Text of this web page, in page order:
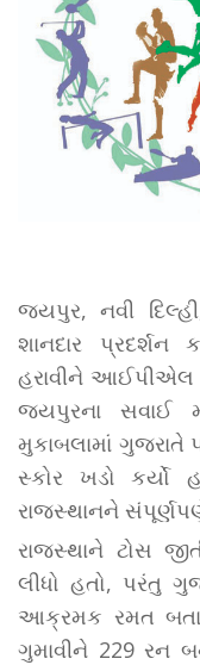
જયપુર, નવી
શાનદાર પ્રદર્શન
હરાવીને આઈપીએલ
જયપુરના સવાઈ
મુકાબલામાં ગુજરાતે
સ્કોર ખડો કર્યો
રાજસ્થાનને
રાજસ્થાને ટોસ
લીધો હતો, પરંતુ
આક્રમક રમત
ગુમાવીને 229 રન